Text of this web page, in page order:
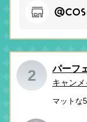
2 パーフ
キャンメ
マットな